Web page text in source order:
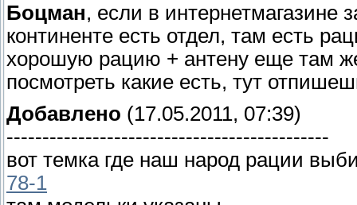
Боцман, если в интернетмагазине
континенте есть отдел, там есть
хорошую рацию + антену еще там
посмотреть какие есть, тут
Добавлено (17.05.2011, 07:39)
---------------------------------------------
вот темка где наш народ рации
78-1